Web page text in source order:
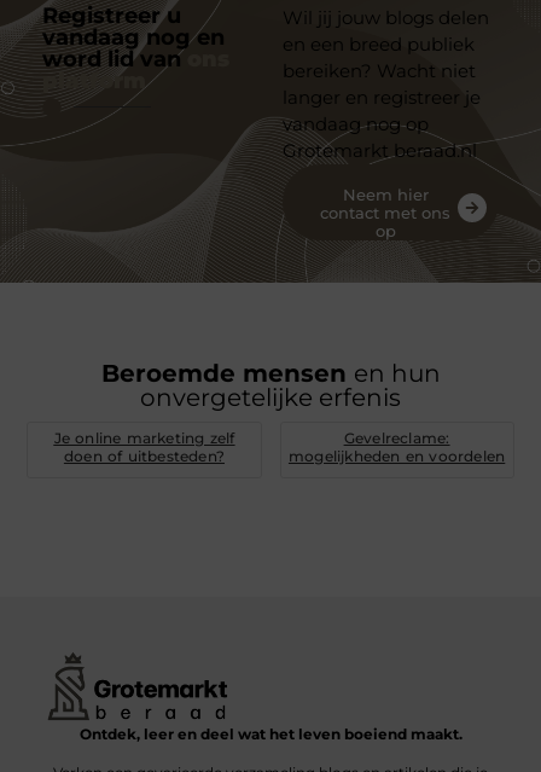
Registreer u
vandaag nog en
word lid van
platform
Wil jij jouw blogs delen
en een breed publiek
bereiken? Wacht niet
langer en registreer je
vandaag nog op
Grotemarkt beraad.nl
Neem hier
contact met ons
op
Beroemde mensen en hun
onvergetelijke erfenis
Je online marketing zelf
doen of uitbesteden?
Gevelreclame:
mogelijkheden en voordelen
Ontdek, leer en deel wat het leven boeiend maakt.